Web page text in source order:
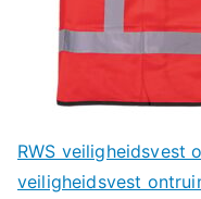
RWS veiligheidsvest
veiligheidsvest